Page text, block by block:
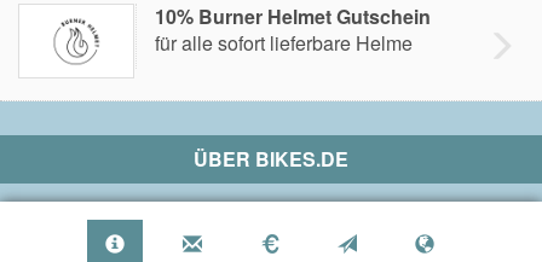
10% Burner Helmet Gutschein
für alle sofort lieferbare Helme
ÜBER BIKES.DE